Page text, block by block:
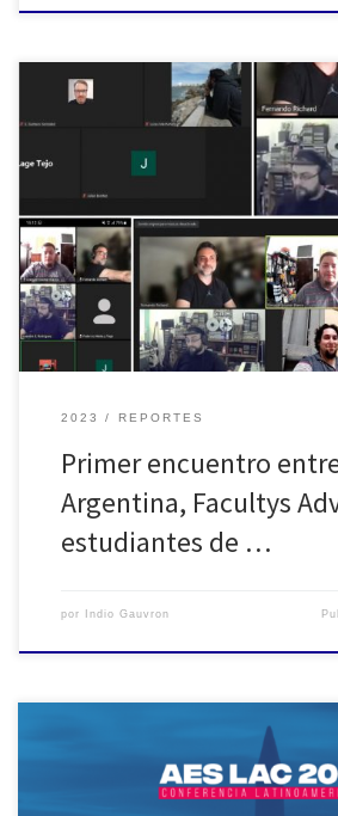
El viernes 17 de marzo se realizó la
articulación con los directores de las
director de la sección profesional de AES
sin precedentes, participaron las
Ciudad Autónoma de Buenos Aires AES-
2023 REPORTES
Primer encuentro
Argentina, Facultys
estudiantes de …
por Indio Gauvron